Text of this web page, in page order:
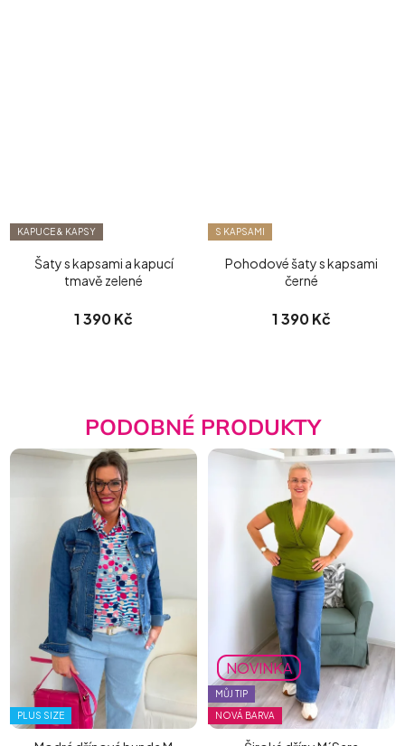
KAPUCE & KAPSY
Šaty s kapsami a kapucí
tmavě zelené
1 390 Kč
S KAPSAMI
Pohodové šaty s kapsami
černé
1 390 Kč
PODOBNÉ PRODUKTY
PLUS SIZE
NOVINKA
MŮJ TIP
NOVÁ BARVA